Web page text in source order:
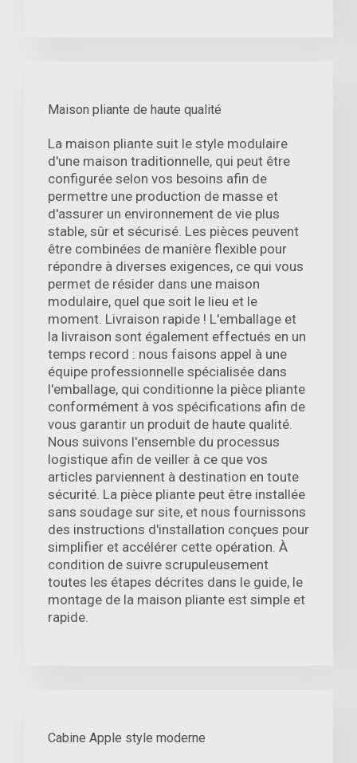
Maison pliante de haute qualité
La maison pliante suit le style modulaire
d'une maison traditionnelle, qui peut être
configurée selon vos besoins afin de
permettre une production de masse et
d'assurer un environnement de vie plus
stable, sûr et sécurisé. Les pièces peuvent
être combinées de manière flexible pour
répondre à diverses exigences, ce qui vous
permet de résider dans une maison
modulaire, quel que soit le lieu et le
moment. Livraison rapide ! L'emballage et
la livraison sont également effectués en un
temps record : nous faisons appel à une
équipe professionnelle spécialisée dans
l'emballage, qui conditionne la pièce pliante
conformément à vos spécifications afin de
vous garantir un produit de haute qualité.
Nous suivons l'ensemble du processus
logistique afin de veiller à ce que vos
articles parviennent à destination en toute
sécurité. La pièce pliante peut être installée
sans soudage sur site, et nous fournissons
des instructions d'installation conçues pour
simplifier et accélérer cette opération. À
condition de suivre scrupuleusement
toutes les étapes décrites dans le guide, le
montage de la maison pliante est simple et
rapide.
Cabine Apple style moderne